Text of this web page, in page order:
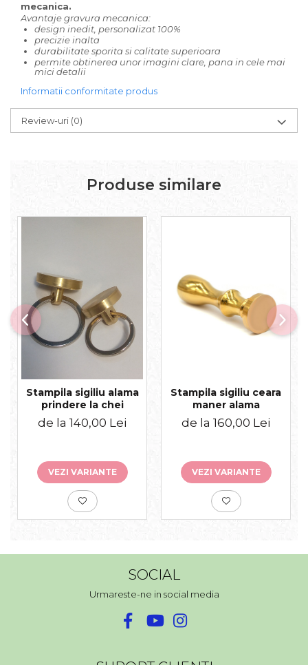
mecanica.
Avantaje gravura mecanica:
design inedit, personalizat 100%
precizie inalta
durabilitate sporita si calitate superioara
permite obtinerea unor imagini clare, pana in cele mai
mici detalii
Informatii conformitate produs
Review-uri (0)
Produse similare
Stampila sigiliu alama
prindere la chei
de la 140,00 Lei
VEZI VARIANTE
Stampila sigiliu ceara
maner alama
de la 160,00 Lei
VEZI VARIANTE
SOCIAL
Urmareste-ne in social media